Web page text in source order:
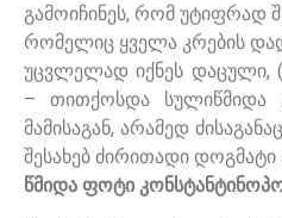
გამოიჩინეს, რომ უტიფრად
რომელიც ყველა კრების
უცვლელად იქნეს დაცული,
– თითქოსდა
მამისაგან, არამედ
შესახებ ძირითადი დოგმატი
წმიდა ფოტი